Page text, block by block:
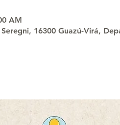
AM
16300 Guazú-Virá,